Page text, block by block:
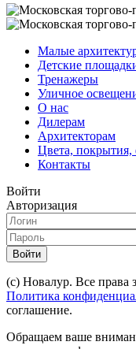
Малые
Детские
Тренажеры
Уличное
О нас
Дилерам
Архитекторам
Цвета, покрытия,
Контакты
Войти
Авторизация
Войти
(с) Новалур. Все
Политика
соглашение.
Обращаем ваше